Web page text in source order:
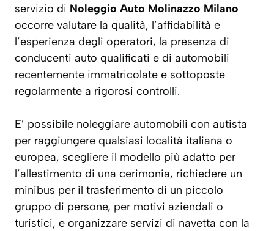
servizio di Noleggio Auto Molinazzo Milano
occorre valutare la qualità, l’affidabilità e
l’esperienza degli operatori, la presenza di
conducenti auto qualificati e di automobili
recentemente immatricolate e sottoposte
regolarmente a rigorosi controlli.
E’ possibile noleggiare automobili con autista
per raggiungere qualsiasi località italiana o
europea, scegliere il modello più adatto per
l’allestimento di una cerimonia, richiedere un
minibus per il trasferimento di un piccolo
gruppo di persone, per motivi aziendali o
turistici, e organizzare servizi di navetta con la